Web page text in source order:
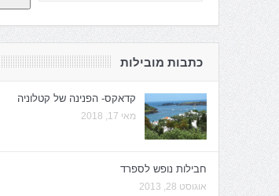
כתבות מובילות
קדאקס- הפנינה של קטלוניה
מאי 17, 2018
חבילות נופש לספרד
אוגוסט 28, 2013